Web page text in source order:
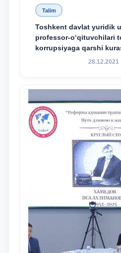
Talim
Toshkent davlat yuridik
professor-o‘qituvchilari
korrupsiyaga qarshi
amalga oshirilayotgan
maqsadida xorijiy va
nashrlarda chop etilgan
dayjesti
28.12.2021